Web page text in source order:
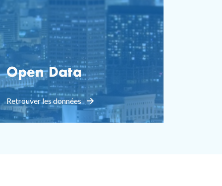
Open Data
Retrouver les données